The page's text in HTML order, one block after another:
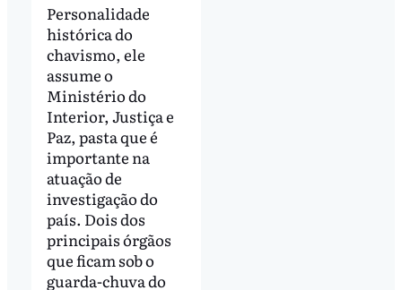
Personalidade
histórica do
chavismo, ele
assume o
Ministério do
Interior, Justiça e
Paz, pasta que é
importante na
atuação de
investigação do
país. Dois dos
principais órgãos
que ficam sob o
guarda-chuva do